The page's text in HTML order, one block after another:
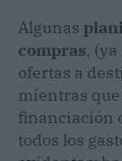
Algunas
compras,
ofertas a
mientras
financiación
todos los